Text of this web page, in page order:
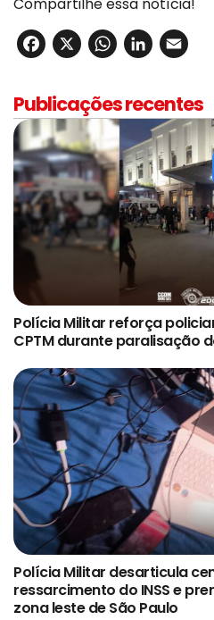
Compartilhe essa notícia!
Facebook
X
Publicações recentes
Polícia Militar reforça
CPTM durante paralisação
Polícia Militar desarticula
ressarcimento do INSS e
zona leste de São Paulo